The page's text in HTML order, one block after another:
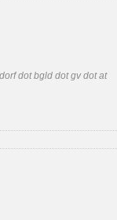
dot bgld dot gv dot at